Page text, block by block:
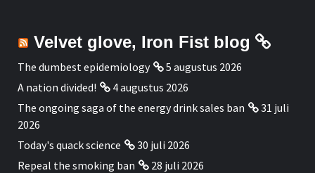
Velvet glove, Iron Fist blog
The dumbest epidemiology
5 augustus 2026
A nation divided!
4 augustus 2026
The ongoing saga of the energy drink sales ban
31 juli
2026
Today's quack science
30 juli 2026
Repeal the smoking ban
28 juli 2026